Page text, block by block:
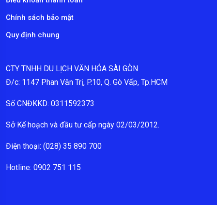
Chính sách bảo mật
Quy định chung
CTY TNHH DU LỊCH VĂN HÓA SÀI GÒN
Đ/c: 1147 Phan Văn Trị, P.10, Q. Gò Vấp, Tp.HCM
Số CNĐKKD: 0311592373
Sở Kế hoạch và đầu tư cấp ngày 02/03/2012.
Điện thoại: (028) 35 890 700
Hotline: 0902 751 115